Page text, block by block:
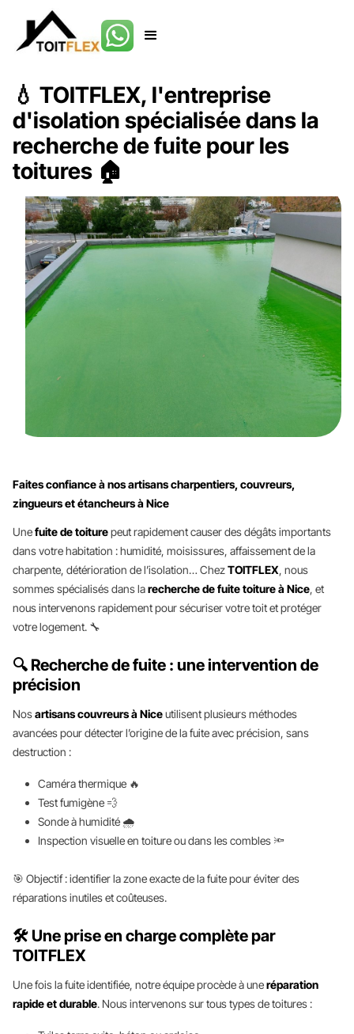
💧 TOITFLEX, l'entreprise
d'isolation spécialisée dans la
recherche de fuite pour les
toitures 🏠
Faites confiance à nos artisans charpentiers, couvreurs,
zingueurs et étancheurs à Nice
Unefuite de toiturepeut rapidement causer des dégâts importants
dans votre habitation : humidité, moisissures, affaissement de la
charpente, détérioration de l’isolation… ChezTOITFLEX, nous
sommes spécialisés dans larecherche de fuite toiture à Nice, et
nous intervenons rapidement pour sécuriser votre toit et protéger
votre logement. 🔧
🔍 Recherche de fuite : une intervention de
précision
Nosartisans couvreurs à Niceutilisent plusieurs méthodes
avancées pour détecter l’origine de la fuite avec précision, sans
destruction :
Caméra thermique 🔥
Test fumigène 💨
Sonde à humidité 🌧️
Inspection visuelle en toiture ou dans les combles 🔦
🎯 Objectif : identifier la zone exacte de la fuite pour éviter des
réparations inutiles et coûteuses.
🛠️ Une prise en charge complète par
TOITFLEX
Une fois la fuite identifiée, notre équipe procède à uneréparation
rapide et durable. Nous intervenons sur tous types de toitures :